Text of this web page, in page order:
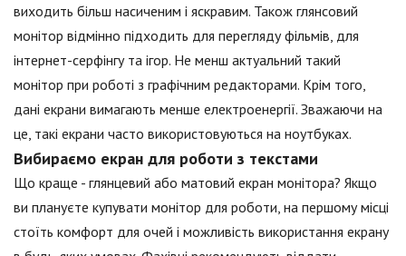
виходить більш насиченим і яскравим. Також глянсовий
монітор відмінно підходить для перегляду фільмів, для
інтернет-серфінгу та ігор. Не менш актуальний такий
монітор при роботі з графічним редакторами. Крім того,
дані екрани вимагають менше електроенергії. Зважаючи на
це, такі екрани часто використовуються на ноутбуках.
Вибираємо екран для роботи з текстами
Що краще - глянцевий або матовий екран монітора? Якщо
ви плануєте купувати монітор для роботи, на першому місці
стоїть комфорт для очей і можливість використання екрану